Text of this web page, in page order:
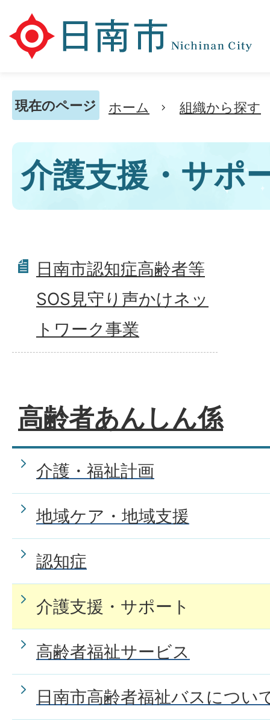
現在のページ ホーム 組織から探す
介護支援・サポ
日南市認知症高齢者等
SOS見守り声かけネッ
トワーク事業
高齢者あんしん係
介護・福祉計画
地域ケア・地域支援
認知症
介護支援・サポート
高齢者福祉サービス
日南市高齢者福祉バスについ